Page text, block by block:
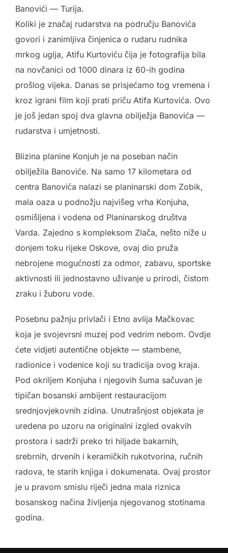
Banovići — Turija.
Koliki je značaj rudarstva na području Banovića
govori i zanimljiva činjenica o rudaru rudnika
mrkog uglja, Atifu Kurtoviću čija je fotografija bila
na novčanici od 1000 dinara iz 60-ih godina
prošlog vijeka. Danas se prisjećamo tog vremena i
kroz igrani film koji prati priču Atifa Kurtovića. Ovo
je još jedan spoj dva glavna obilježja Banovića —
rudarstva i umjetnosti.
Blizina planine Konjuh je na poseban način
obilježila Banoviće. Na samo 17 kilometara od
centra Banovića nalazi se planinarski dom Zobik,
mala oaza u podnožju najvišeg vrha Konjuha,
osmišljena i vodena od Planinarskog društva
Varda. Zajedno s kompleksom Zlača, nešto niže u
donjem toku rijeke Oskove, ovaj dio pruža
nebrojene mogućnosti za odmor, zabavu, sportske
aktivnosti ili jednostavno uživanje u prirodi, čistom
zraku i žuboru vode.
Posebnu pažnju privlači i Etno avlija Mačkovac
koja je svojevrsni muzej pod vedrim nebom. Ovdje
ćete vidjeti autentične objekte — stambene,
radionice i vodenice koji su tradicija ovog kraja.
Pod okriljem Konjuha i njegovih šuma sačuvan je
tipičan bosanski ambijent restauracijom
srednjovjekovnih zidina. Unutrašnjost objekata je
uredena po uzoru na originalni izgled ovakvih
prostora i sadrži preko tri hiljade bakarnih,
srebrnih, drvenih i keramičkih rukotvorina, ručnih
radova, te starih knjiga i dokumenata. Ovaj prostor
je u pravom smislu riječi jedna mala riznica
bosanskog načina življenja njegovanog stotinama
godina.